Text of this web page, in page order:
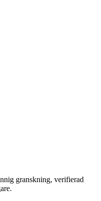
granskning, verifierad